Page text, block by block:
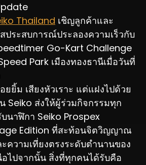
Thailand เชิญลูกค้าและ
ระสบการณ์ประลองความเร็วกับ
Go-Kart Challenge
Park เมืองทองธานีเมื่อวันที่
ยยิ้ม เสียงหัวเราะ แต่แฝงไปด้วย
Seiko ส่งให้ผู้ร่วมกิจกรรมทุก
นาฬิกา Seiko Prospex
Edition ที่สะท้อนจิตวิญญาณ
ความเที่ยงตรงระดับตำนานของ
ไปจากนั้น สิ่งที่ทุกคนได้รับคือ